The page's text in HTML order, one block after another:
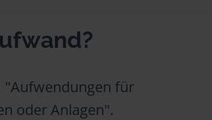
"Aufwendungen für
oder Anlagen".